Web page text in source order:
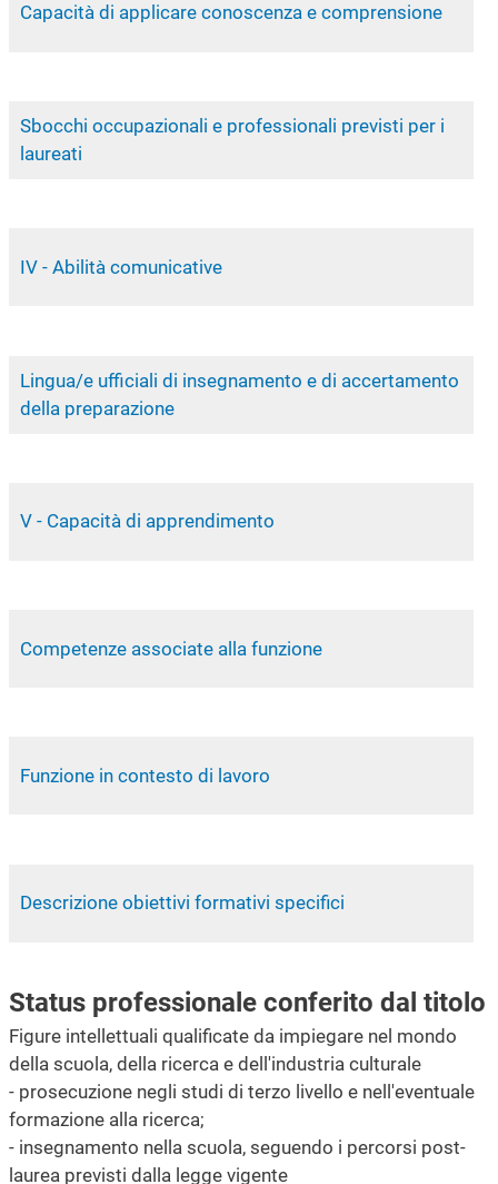
Capacità di applicare conoscenza e comprensione
Sbocchi occupazionali e professionali previsti per i
laureati
IV - Abilità comunicative
Lingua/e ufficiali di insegnamento e di accertamento
della preparazione
V - Capacità di apprendimento
Competenze associate alla funzione
Funzione in contesto di lavoro
Descrizione obiettivi formativi specifici
Status professionale conferito dal titolo
Figure intellettuali qualificate da impiegare nel mondo
della scuola, della ricerca e dell'industria culturale
- prosecuzione negli studi di terzo livello e nell'eventuale
formazione alla ricerca;
- insegnamento nella scuola, seguendo i percorsi post-
laurea previsti dalla legge vigente